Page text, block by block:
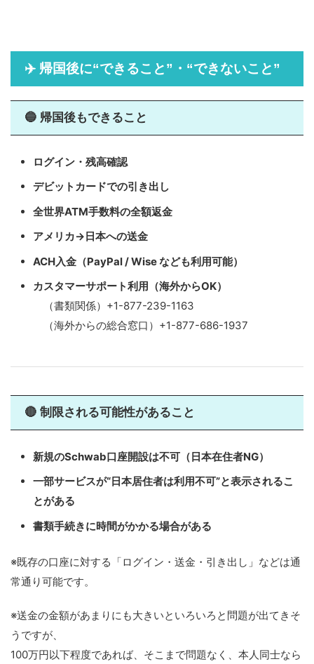
✈️ 帰国後に“できること”・“できないこと”
🔵 帰国後もできること
ログイン・残高確認
デビットカードでの引き出し
全世界ATM手数料の全額返金
アメリカ→日本への送金
ACH入金（PayPal / Wise なども利用可能）
カスタマーサポート利用（海外からOK）
（書類関係）+1-877-239-1163
（海外からの総合窓口）+1-877-686-1937
🔴 制限される可能性があること
新規のSchwab口座開設は不可（日本在住者NG）
一部サービスが“日本居住者は利用不可”と表示されるこ
とがある
書類手続きに時間がかかる場合がある
※既存の口座に対する「ログイン・送金・引き出し」などは通
常通り可能です。
※送金の金額があまりにも大きいといろいろと問題が出てきそ
うですが、
100万円以下程度であれば、そこまで問題なく、本人同士なら